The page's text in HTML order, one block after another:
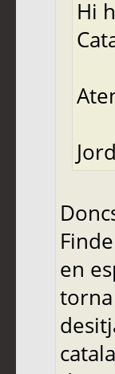
Hi
en